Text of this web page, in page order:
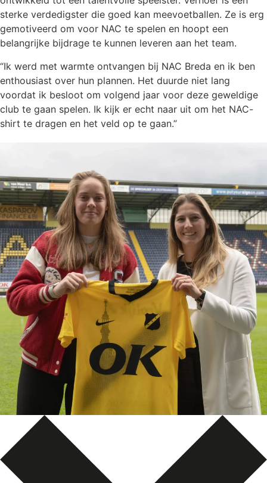
sterke verdedigster die goed kan meevoetballen. Ze is erg
gemotiveerd om voor NAC te spelen en hoopt een
belangrijke bijdrage te kunnen leveren aan het team.
“Ik werd met warmte ontvangen bij NAC Breda en ik ben
enthousiast over hun plannen. Het duurde niet lang
voordat ik besloot om volgend jaar voor deze geweldige
club te gaan spelen. Ik kijk er echt naar uit om het NAC-
shirt te dragen en het veld op te gaan.”